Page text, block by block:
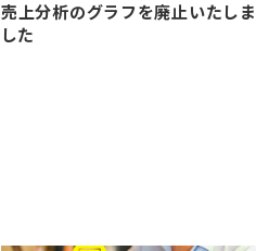
売上分析のグラフを廃止いたしま
した